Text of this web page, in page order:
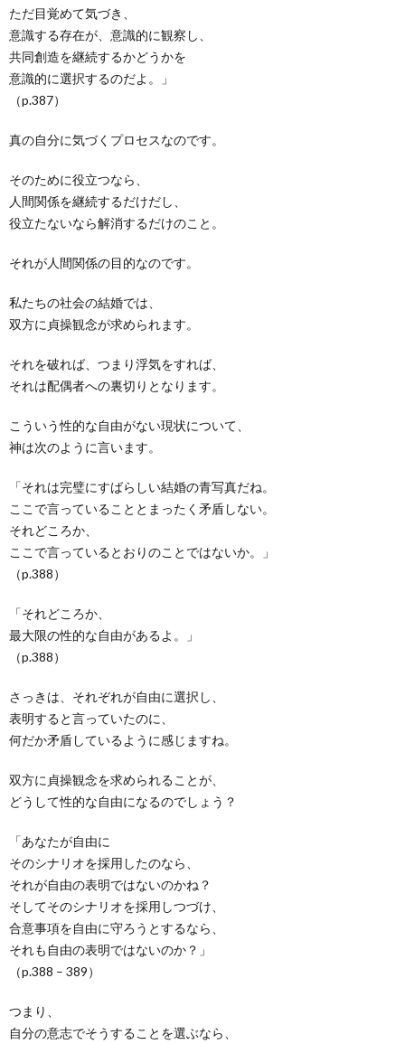
ただ目覚めて気づき、
意識する存在が、意識的に観察し、
共同創造を継続するかどうかを
意識的に選択するのだよ。」
（p.387）
真の自分に気づくプロセスなのです。
そのために役立つなら、
人間関係を継続するだけだし、
役立たないなら解消するだけのこと。
それが人間関係の目的なのです。
私たちの社会の結婚では、
双方に貞操観念が求められます。
それを破れば、つまり浮気をすれば、
それは配偶者への裏切りとなります。
こういう性的な自由がない現状について、
神は次のように言います。
「それは完璧にすばらしい結婚の青写真だね。
ここで言っていることとまったく矛盾しない。
それどころか、
ここで言っているとおりのことではないか。」
（p.388）
「それどころか、
最大限の性的な自由があるよ。」
（p.388）
さっきは、それぞれが自由に選択し、
表明すると言っていたのに、
何だか矛盾しているように感じますね。
双方に貞操観念を求められることが、
どうして性的な自由になるのでしょう？
「あなたが自由に
そのシナリオを採用したのなら、
それが自由の表明ではないのかね？
そしてそのシナリオを採用しつづけ、
合意事項を自由に守ろうとするなら、
それも自由の表明ではないのか？」
（p.388 – 389）
つまり、
自分の意志でそうすることを選ぶなら、